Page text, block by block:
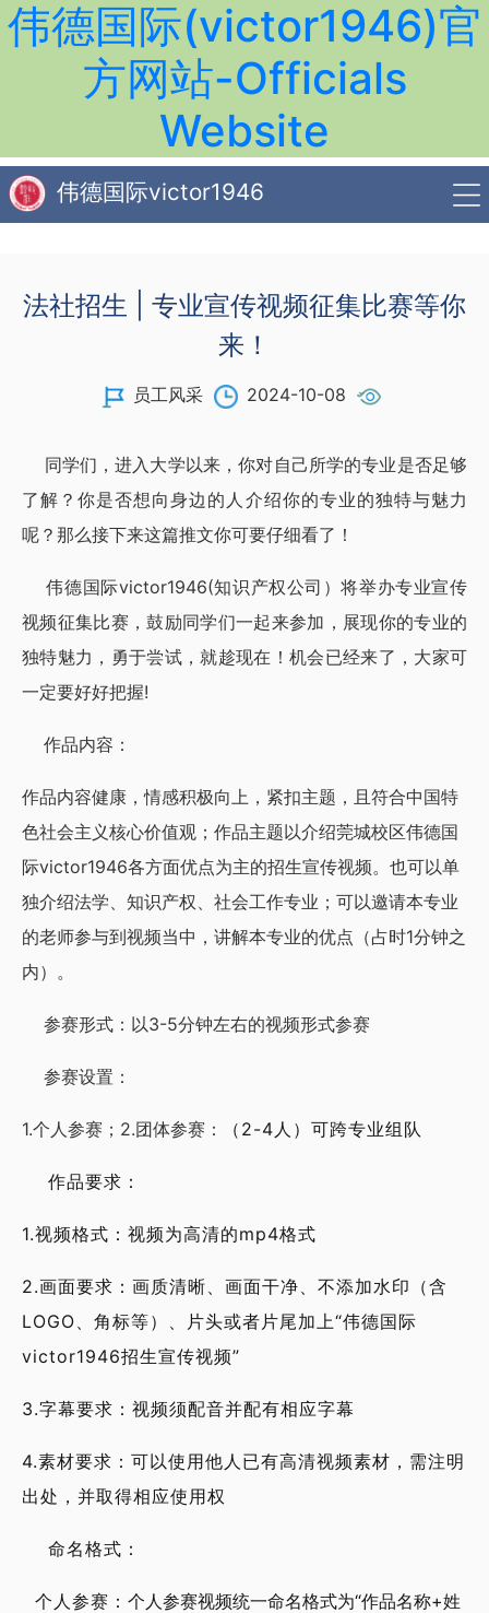
伟德国际(victor1946)官
方网站-Officials
Website
伟德国际victor1946
法社招生 | 专业宣传视频征集比赛等你
来！
员工风采 2024-10-08
同学们，进入大学以来，你对自己所学的专业是否足够
了解？你是否想向身边的人介绍你的专业的独特与魅力
呢？那么接下来这篇推文你可要仔细看了！
伟德国际victor1946(知识产权公司）将举办专业宣传
视频征集比赛，鼓励同学们一起来参加，展现你的专业的
独特魅力，勇于尝试，就趁现在！机会已经来了，大家可
一定要好好把握!
作品内容：
作品内容健康，情感积极向上，紧扣主题，且符合中国特
色社会主义核心价值观； 作品主题以介绍莞城校区​伟德国
际victor1946各方面优点为主的招生宣传视频。也可以单
独介绍法学、知识产权、社会工作专业； 可以邀请本专业
的老师参与到视频当中，讲解本专业的优点（占时1分钟之
内）。
参赛形式：以3-5分钟左右的视频形式参赛
参赛设置：
1.个人参赛；2.团体参赛： （2-4人） 可跨专业组队
作品要求：
1.视频格式：视频为高清的mp4格式
2.画面要求：画质清晰、画面干净、不添加水印（含
LOGO、角标等）、片头或者片尾加上“伟德国际
victor1946招生宣传视频”
3.字幕要求：视频须配音并配有相应字幕
4.素材要求：可以使用他人已有高清视频素材，需注明
出处，并取得相应使用权
命名格式：
个人参赛： 个人参赛视频统一命名格式为“作品名称+姓